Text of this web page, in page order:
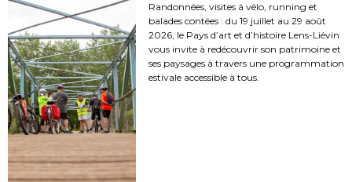
Randonnées, visites à vélo, running et
balades contées : du 19 juillet au 29 août
2026, le Pays d’art et d’histoire Lens-Liévin
vous invite à redécouvrir son patrimoine et
ses paysages à travers une programmation
estivale accessible à tous.